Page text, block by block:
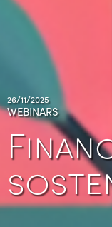
26/11/2025
WEBINARS